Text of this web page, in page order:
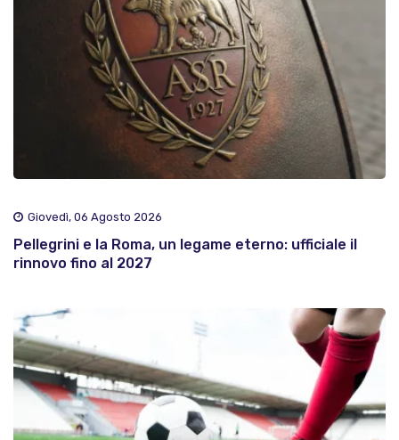
Giovedì, 06 Agosto 2026
Pellegrini e la Roma, un legame eterno: ufficiale il
rinnovo fino al 2027